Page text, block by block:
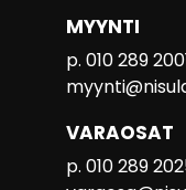
MYYNTI
p. 010 289
VARAOSAT
p. 010 289